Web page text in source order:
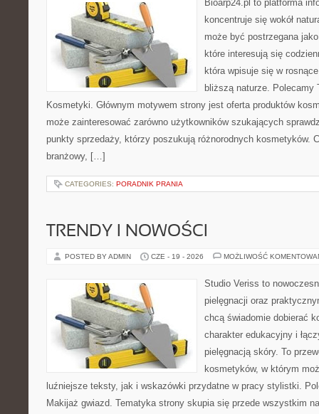
Bioarp24.pl to platforma
koncentruje się wokół
może być postrzegana
które interesują się
która wpisuje się w
bliższą naturze. Polecamy
Kosmetyki. Głównym motywem strony jest oferta produktów
może zainteresować zarówno użytkowników szukających
punkty sprzedaży, którzy poszukują różnorodnych kosmetyków.
branżowy, […]
CATEGORIES: PORADNIK PRANIA
TRENDY I NOWOŚCI
POSTED BY ADMIN CZE - 19 - 2026 MOŻLIWOŚĆ
Studio Veriss to
pielęgnacji oraz
chcą świadomie dobierać
charakter edukacyjny i
pielęgnacją skóry. To
kosmetyków, w którym
luźniejsze teksty, jak i wskazówki przydatne w pracy stylistki.
Makijaż gwiazd. Tematyka strony skupia się przede wszystkim